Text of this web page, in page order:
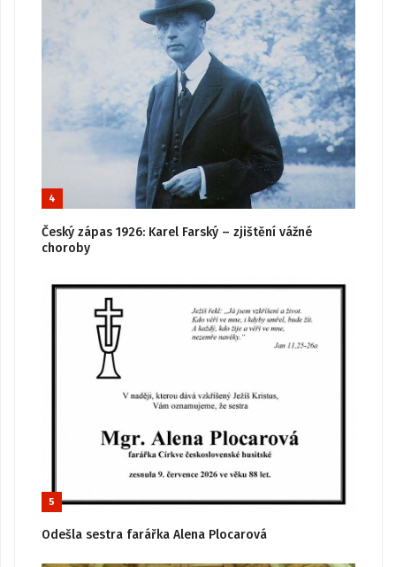
4
Český zápas 1926: Karel Farský – zjištění vážné
choroby
5
Odešla sestra farářka Alena Plocarová